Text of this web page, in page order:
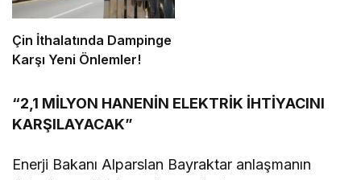
Çin İthalatında Dampinge
Karşı Yeni Önlemler!
“2,1 MİLYON HANENİN ELEKTRİK İHTİYACINI
KARŞILAYACAK”
Enerji Bakanı Alparslan Bayraktar anlaşmanın